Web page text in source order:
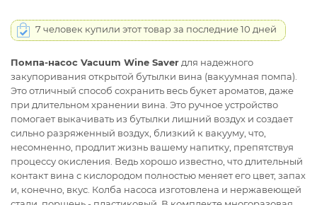
7 человек купили этот товар за последние 10 дней
Помпа-насос Vacuum Wine Saver для надежного
закупоривания открытой бутылки вина (вакуумная помпа).
Это отличный способ сохранить весь букет ароматов, даже
при длительном хранении вина. Это ручное устройство
помогает выкачивать из бутылки лишний воздух и создает
сильно разряженный воздух, близкий к вакууму, что,
несомненно, продлит жизнь вашему напитку, препятствуя
процессу окисления. Ведь хорошо известно, что длительный
контакт вина с кислородом полностью меняет его цвет, запах
и, конечно, вкус. Колба насоса изготовлена и нержавеющей